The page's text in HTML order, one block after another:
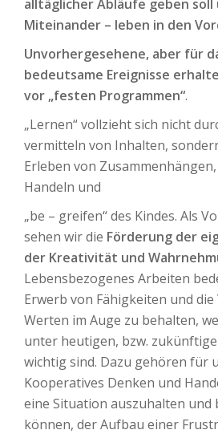
alltäglicher Abläufe geben soll
Miteinander – leben in den
Unvorhergesehene, aber für
bedeutsame Ereignisse
vor „festen Programmen“.
„Lernen“ vollzieht sich nicht
vermitteln von Inhalten,
Erleben von
Handeln und
„be – greifen“ des Kindes. Als
sehen wir die Förderung der
der Kreativität und
Lebensbezogenes Arbeiten
Erwerb von Fähigkeiten und
Werten im Auge zu behalten,
unter heutigen, bzw.
wichtig sind. Dazu gehören für
Kooperatives Denken und
eine Situation auszuhalten und
können, der Aufbau einer